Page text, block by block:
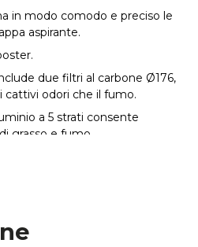
in modo comodo e preciso le
aspirante.
due filtri al carbone Ø176,
cattivi odori che il fumo.
a 5 strati consente
grasso e fumo.
delle mani: la campana può
di spegnere il